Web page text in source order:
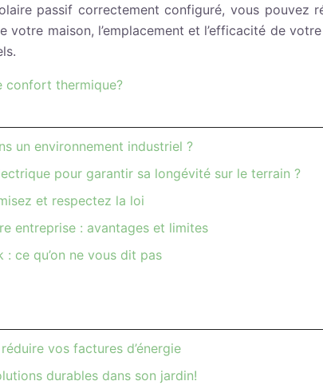
passif correctement configuré, vous pouvez
votre maison, l’emplacement et l’efficacité de
confort thermique?
un environnement industriel ?
pour garantir sa longévité sur le terrain ?
et respectez la loi
entreprise : avantages et limites
ce qu’on ne vous dit pas
vos factures d’énergie
durables dans son jardin!